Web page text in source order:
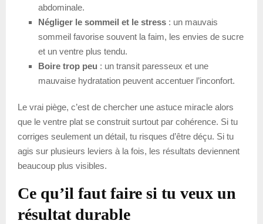
abdominale.
Négliger le sommeil et le stress : un mauvais
sommeil favorise souvent la faim, les envies de sucre
et un ventre plus tendu.
Boire trop peu : un transit paresseux et une
mauvaise hydratation peuvent accentuer l’inconfort.
Le vrai piège, c’est de chercher une astuce miracle alors
que le ventre plat se construit surtout par cohérence. Si tu
corriges seulement un détail, tu risques d’être déçu. Si tu
agis sur plusieurs leviers à la fois, les résultats deviennent
beaucoup plus visibles.
Ce qu’il faut faire si tu veux un
résultat durable